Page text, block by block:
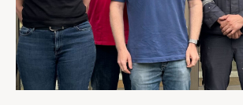
Actualités